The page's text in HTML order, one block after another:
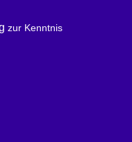
zur Kenntnis